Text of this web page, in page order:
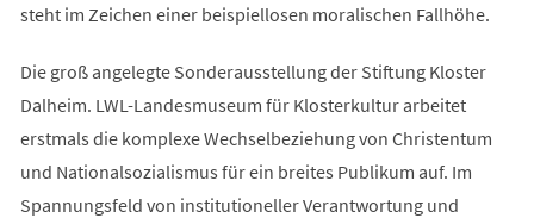
steht im Zeichen einer beispiellosen moralischen Fallhöhe.
Die groß angelegte Sonderausstellung der Stiftung Kloster
Dalheim. LWL-Landesmuseum für Klosterkultur arbeitet
erstmals die komplexe Wechselbeziehung von Christentum
und Nationalsozialismus für ein breites Publikum auf. Im
Spannungsfeld von institutioneller Verantwortung und